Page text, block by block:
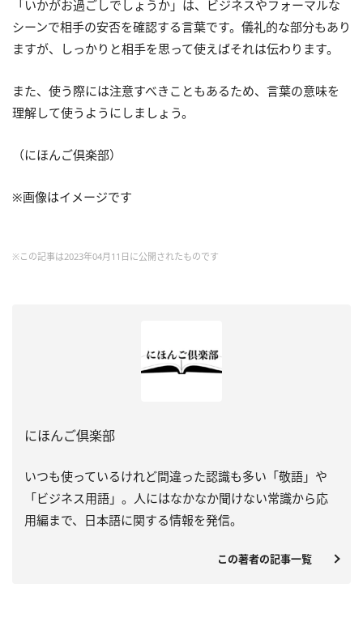
「いかがお過ごしでしょうか」は、ビジネスやフォーマルな
シーンで相手の安否を確認する言葉です。儀礼的な部分もあり
ますが、しっかりと相手を思って使えばそれは伝わります。
また、使う際には注意すべきこともあるため、言葉の意味を
理解して使うようにしましょう。
（にほんご倶楽部）
※画像はイメージです
※この記事は2023年04月11日に公開されたものです
にほんご倶楽部
いつも使っているけれど間違った認識も多い「敬語」や
「ビジネス用語」。人にはなかなか聞けない常識から応
用編まで、日本語に関する情報を発信。
この著者の記事一覧